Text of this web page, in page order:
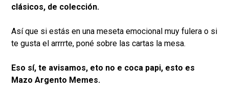
clásicos, de colección.
Así que si estás en una meseta emocional muy fulera o si
te gusta el arrrrte, poné sobre las cartas la mesa.
Eso sí, te avisamos, eto no e coca papi, esto es
Mazo Argento Memes.